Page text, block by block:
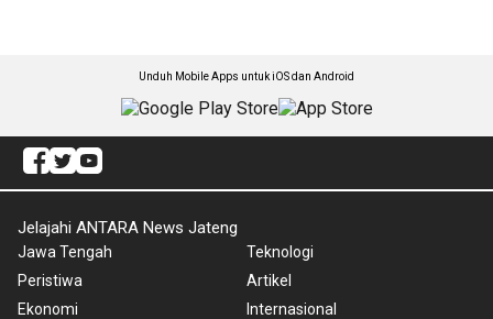
Unduh Mobile Apps untuk iOS dan Android
Jelajahi ANTARA News Jateng
Jawa Tengah
Peristiwa
Ekonomi
Teknologi
Artikel
Internasional